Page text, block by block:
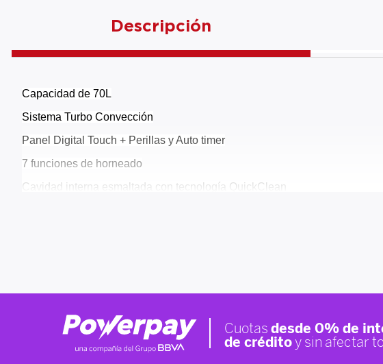
Descripción
Capacidad de 70L
Sistema Turbo Convección
Panel Digital Touch + Perillas y Auto timer
7 funciones de horneado
Cavidad interna esmaltada con tecnología QuickClean
SISTEMAS DE SEGURIDAD (5)
DIMENSIONAMIENTO